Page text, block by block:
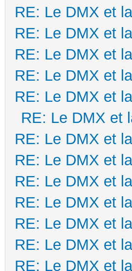
RE: Le DMX et
RE: Le DMX et
RE: Le DMX et
RE: Le DMX et
RE: Le DMX et
RE: Le DMX et
RE: Le DMX et
RE: Le DMX et
RE: Le DMX et
RE: Le DMX et
RE: Le DMX et
RE: Le DMX et
RE: Le DMX et